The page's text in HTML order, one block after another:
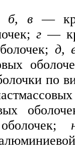
б, в—
г—
д,
по